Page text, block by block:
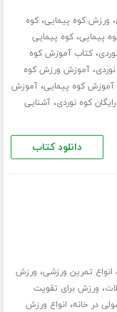
، ورزش کوه پیمایی،کوه
پیمایی،کوه پیمایی
،کتاب آموزش کوه
،آموزش ورزش کوه
آموزش کوه پیمایی،آموزش
کوه نوردی،آشنایی
دانلود کتاب
، انواع تمرین ورزشی، ورزش
، ورزش برای تقویت
در خانه، انواع ورزش